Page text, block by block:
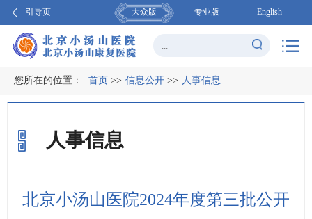
引导页 大众版 专业版 English
您所在的位置： 首页 >> 信息公开 >> 人事信息
人事信息
北京小汤山医院2024年度第三批公开